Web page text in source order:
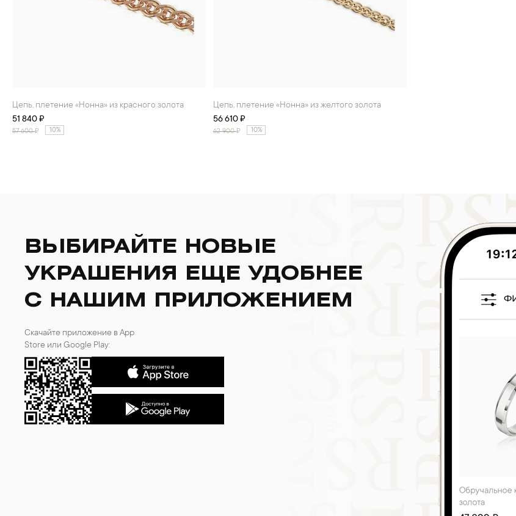
Цепь, плетение «Нонна» из красного золота
51 840 ₽
57 600₽ 10%
Цепь, плетение «Нонна» из желтого золота
56 610 ₽
62 900₽ 10%
ВЫБИРАЙТЕ НОВЫЕ
УКРАШЕНИЯ ЕЩЕ УДОБНЕЕ
С НАШИМ ПРИЛОЖЕНИЕМ
Скачайте приложение в App
Store или Google Play: